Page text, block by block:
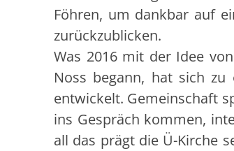
Föhren, um dankbar auf
zurückzublicken.
Was 2016 mit der Idee
Noss begann, hat sich zu
entwickelt. Gemeinschaft
ins Gespräch kommen,
all das prägt die Ü-Kirche